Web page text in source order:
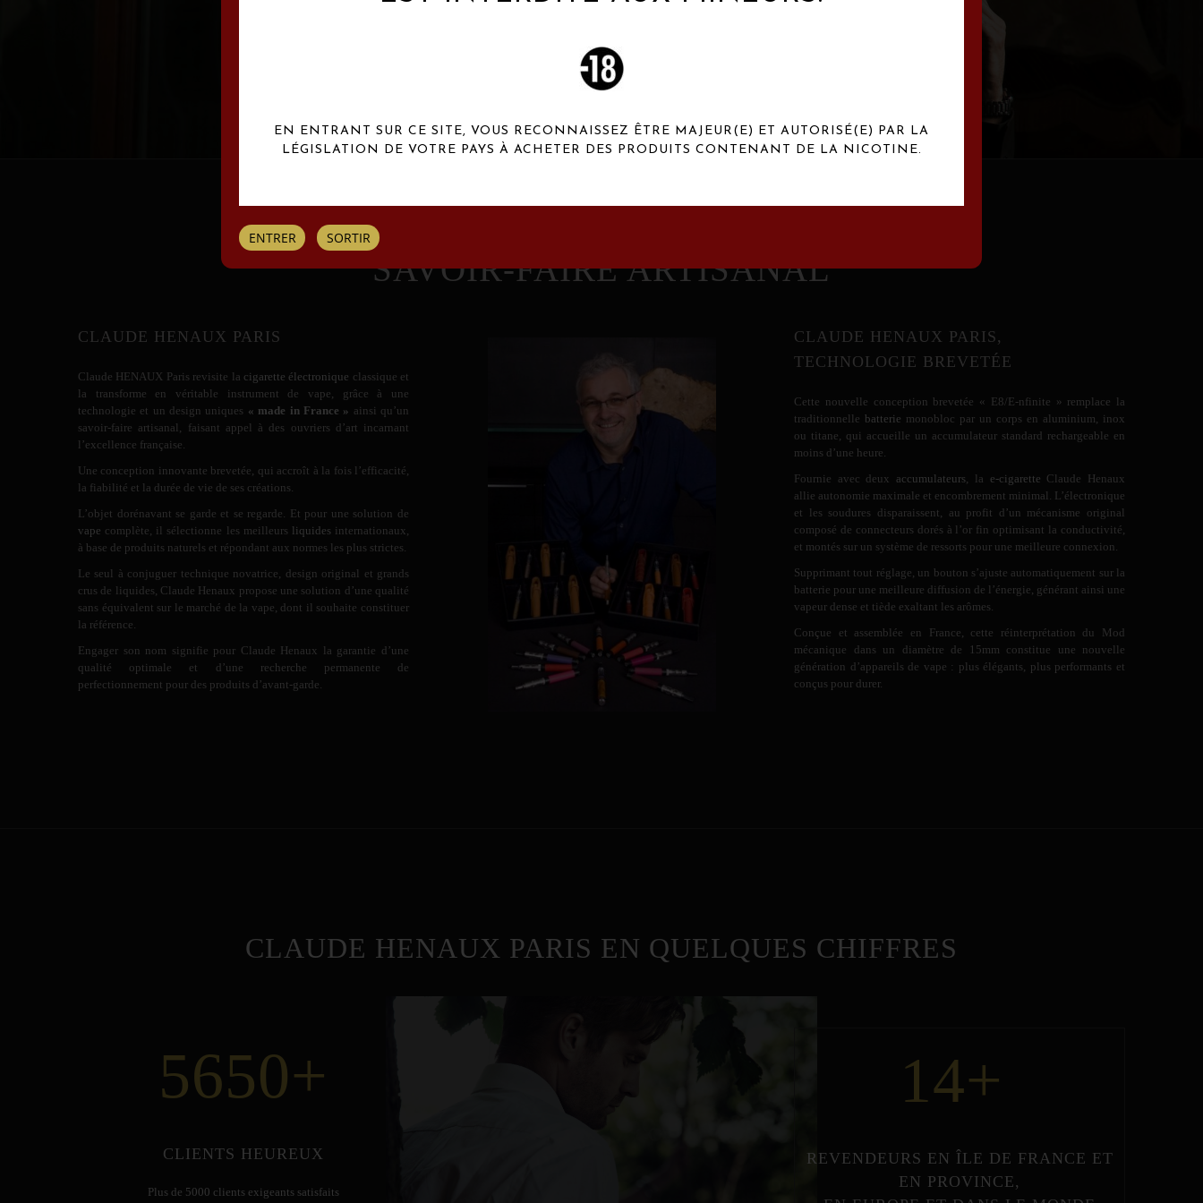
SAVOIR-FAIRE ARTISANAL
CLAUDE HENAUX PARIS
Claude HENAUX Paris revisite la cigarette électronique classique et
la transforme en véritable instrument de vape, grâce à une
technologie et un design uniques « made in France » ainsi qu’un
savoir-faire artisanal, faisant appel à des ouvriers d’art incarnant
l’excellence française.
Une conception innovante brevetée, qui accroît à la fois l’efficacité,
la fiabilité et la durée de vie de ses créations.
L’objet dorénavant se garde et se regarde. Et pour une solution de
vape complète, il sélectionne les meilleurs liquidesinternationaux,
à base de produits naturels et répondant aux normes les plus strictes.
Le seul à conjuguer technique novatrice, design original et grands
crus de liquides, Claude Henaux propose une solution d’une qualité
sans équivalent sur le marché de la vape, dont il souhaite constituer
la référence.
Engager son nom signifie pour Claude Henaux la garantie d’une
qualité optimale et d’une recherche permanente de
perfectionnement pour des produits d’avant-garde.
CLAUDE HENAUX PARIS,
TECHNOLOGIE BREVETÉE
Cette nouvelle conception brevetée « E8/E-nfinite » remplace la
traditionnelle batterie monobloc par un corps en aluminium, inox
ou titane, qui accueille un accumulateur standard rechargeable en
moins d’une heure.
Fournie avec deux accumulateurs , la e-cigarette Claude Henaux
allie autonomie maximale et encombrement minimal. L’électronique
et les soudures disparaissent, au profit d’un mécanisme original
composé de connecteurs dorés à l’or fin optimisant la conductivité,
et montés sur un système de ressorts pour une meilleure connexion.
Supprimant tout réglage, un bouton s’ajuste automatiquement sur la
batterie pour une meilleure diffusion de l’énergie, générant ainsi une
vapeur dense et tiède exaltant les arômes.
Conçue et assemblée en France, cette réinterprétation du Mod
mécanique dans un diamètre de 15mm constitue une nouvelle
génération d’appareils de vape : plus élégants, plus performants et
conçus pour durer.
CLAUDE HENAUX PARIS EN QUELQUES CHIFFRES
5650+
CLIENTS HEUREUX
Plus de 5000 clients exigeants satisfaits
14+
REVENDEURS EN ÎLE DE FRANCE ET
EN PROVINCE,
EN ENTRANT SUR CE SITE, VOUS RECONNAISSEZ ÊTRE MAJEUR(E) ET AUTORISÉ(E) PAR LA
LÉGISLATION DE VOTRE PAYS À ACHETER DES PRODUITS CONTENANT DE LA NICOTINE.
ENTRER SORTIR